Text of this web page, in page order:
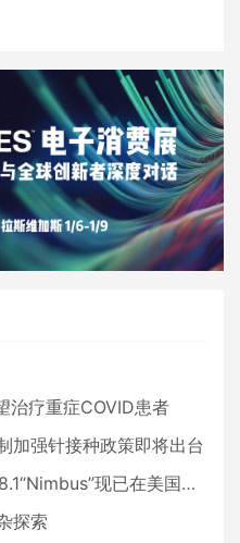
治疗重症COVID患者
加强针接种政策即将出台
现已在美国占据主导地位
探索